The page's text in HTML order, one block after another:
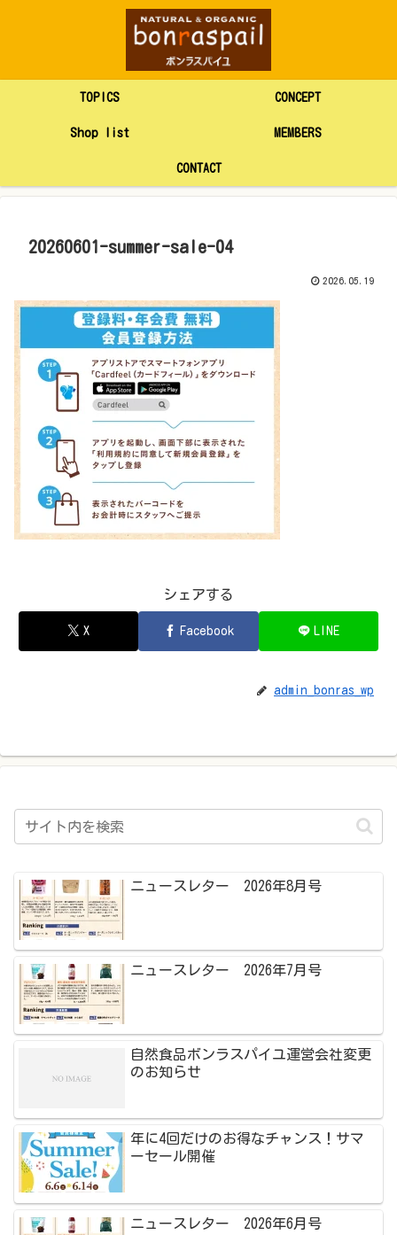
TOPICS CONCEPT
Shop list MEMBERS
CONTACT
20260601-summer-sale-04
2026.05.19
シェアする
X Facebook LINE
admin_bonras_wp
ニュースレター 2026年8月号
ニュースレター 2026年7月号
自然食品ボンラスパイユ運営会社変更
のお知らせ
年に4回だけのお得なチャンス！サマ
ーセール開催
ニュースレター 2026年6月号